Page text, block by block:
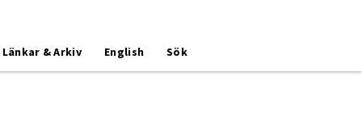
Länkar & Arkiv English Sök